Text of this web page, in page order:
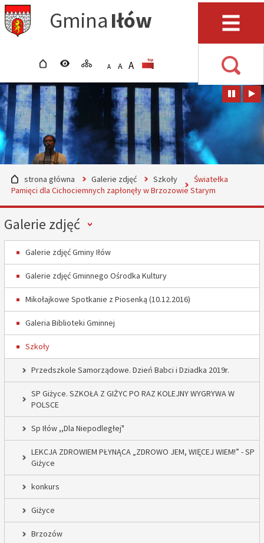
Przejdź do głównego
menu
Przejdź do treści
Przejdź do wyszukiwarki
Przejdź do mapy serwisu
Gmina Iłów Menu
strona głównawersja kontrastowa
mapa serwisu
APOMNIEJSZ CZCIONKĘ
A STANDARDOWY ROZMIAR
A POWIĘKSZ CZCIONKĘ
rozmiar czcionki
strona główna Galerie zdjęć Szkoły
Światełka
Pamięci dla Cichociemnych zapłonęły w Brzozowie Starym
Menu
Galerie zdjęć
Galerie zdjęć Gminy Iłów
Galerie zdjęć Gminnego Ośrodka Kultury
Mikołajkowe Spotkanie z Piosenką (10.12.2016)
Galeria Biblioteki Gminnej
Szkoły
Przedszkole Samorządowe. Dzień Babci i Dziadka 2019r.
SP Giżyce. SZKOŁA Z GIŻYC PO RAZ KOLEJNY WYGRYWA W
POLSCE
Sp Iłów ,,Dla Niepodległej"
LEKCJA ZDROWIEM PŁYNĄCA „ZDROWO JEM, WIĘCEJ WIEM!” - SP
Giżyce
konkurs
Giżyce
Brzozów